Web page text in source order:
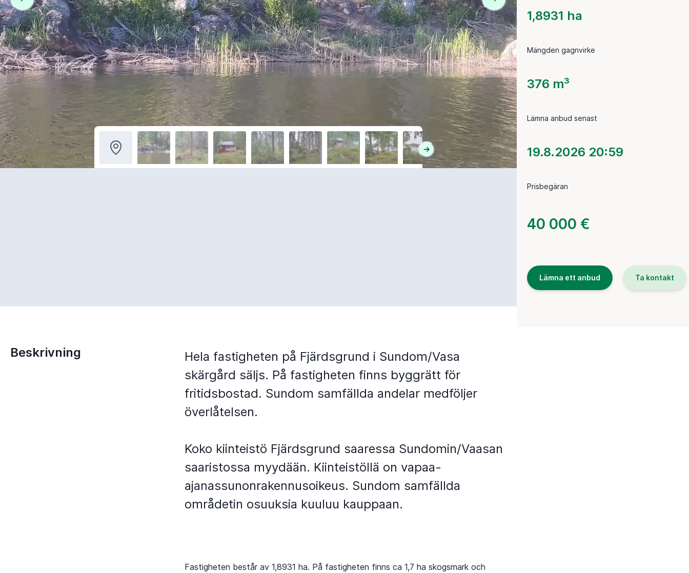
1,8931 ha
Mängden gagnvirke
376 m³
Lämna anbud senast
19.8.2026 20:59
Prisbegäran
40 000 €
Lämna ett anbud Ta kontakt
Beskrivning
Hela fastigheten på Fjärdsgrund i Sundom/Vasa
skärgård säljs. På fastigheten finns byggrätt för
fritidsbostad. Sundom samfällda andelar medföljer
överlåtelsen.
Koko kiinteistö Fjärdsgrund saaressa Sundomin/Vaasan
saaristossa myydään. Kiinteistöllä on vapaa-
ajanassunonrakennusoikeus. Sundom samfällda
områdetin osuuksia kuuluu kauppaan.
Fastigheten består av 1,8931 ha. På fastigheten finns ca 1,7 ha skogsmark och